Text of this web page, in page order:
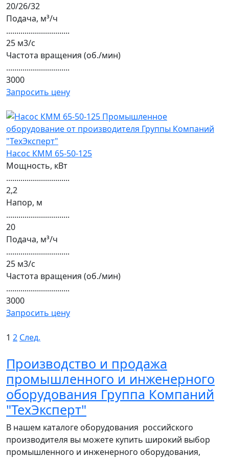
20/26/32
Подача, м³/ч
...............................
25 м3/с
Частота вращения (об./мин)
...............................
3000
Запросить цену
Насос КММ 65-50-125
Мощность, кВт
...............................
2,2
Напор, м
...............................
20
Подача, м³/ч
...............................
25 м3/с
Частота вращения (об./мин)
...............................
3000
Запросить цену
1 2 След.
Производство и продажа
промышленного и инженерного
оборудования Группа Компаний
"ТехЭксперт"
В нашем каталоге оборудования российского
производителя вы можете купить широкий выбор
промышленного и инженерного оборудования,